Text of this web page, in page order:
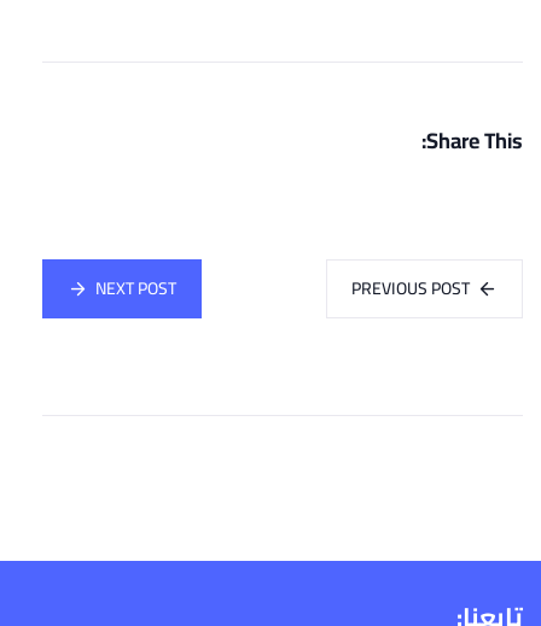
Share This:
PREVIOUS POST
NEXT POST